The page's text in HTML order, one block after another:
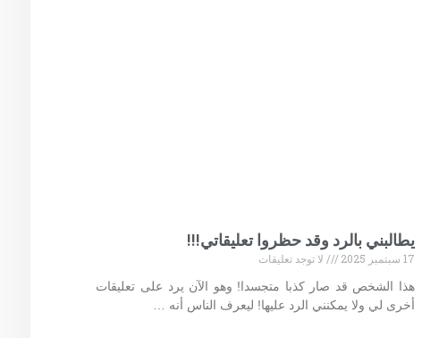
يطالبني بالرد وقد حظروا تعليقاتي!!!
17 سبتمبر 2025
لا توجد تعليقات
هذا الشخص قد صار كذبا متجسدا! وهو الآن يرد على تعليقات
أخرى لي ولا يمكنني الرد عليها! ليعرف الناس أنه …